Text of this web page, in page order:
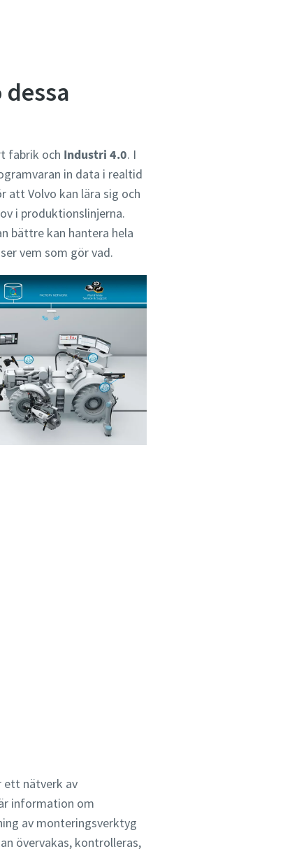
fabrik och Industri 4.0. I
in data i realtid
att Volvo kan lära sig och
i produktionslinjerna.
bättre kan hantera hela
vem som gör vad.
ett nätverk av
information om
av monteringsverktyg
övervakas, kontrolleras,